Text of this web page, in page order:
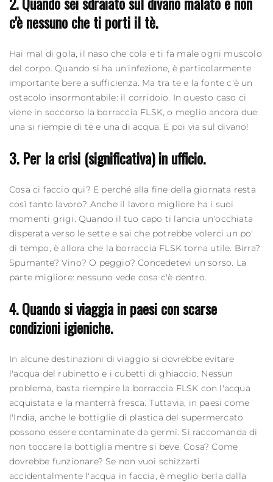
c'è nessuno che ti porti il ​​tè.
Hai mal di gola, il naso che cola e ti fa male ogni muscolo
del corpo. Quando si ha un'infezione, è particolarmente
importante bere a sufficienza. Ma tra te e la fonte c'è un
ostacolo insormontabile: il corridoio. In questo caso ci
viene in soccorso la borraccia FLSK, o meglio ancora due:
una si riempie di tè e una di acqua. E poi via sul divano!
3. Per la crisi (significativa) in ufficio.
Cosa ci faccio qui? E perché alla fine della giornata resta
così tanto lavoro? Anche il lavoro migliore ha i suoi
momenti grigi. Quando il tuo capo ti lancia un'occhiata
disperata verso le sette e sai che potrebbe volerci un po'
di tempo, è allora che la borraccia FLSK torna utile. Birra?
Spumante? Vino? O peggio? Concedetevi un sorso. La
parte migliore: nessuno vede cosa c'è dentro.
4. Quando si viaggia in paesi con scarse
condizioni igieniche.
In alcune destinazioni di viaggio si dovrebbe evitare
l'acqua del rubinetto e i cubetti di ghiaccio. Nessun
problema, basta riempire la borraccia FLSK con l'acqua
acquistata e la manterrà fresca. Tuttavia, in paesi come
l'India, anche le bottiglie di plastica del supermercato
possono essere contaminate da germi. Si raccomanda di
non toccare la bottiglia mentre si beve. Cosa? Come
dovrebbe funzionare? Se non vuoi schizzarti
accidentalmente l'acqua in faccia, è meglio berla dalla